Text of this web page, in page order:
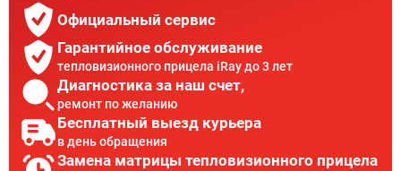
Официальный сервис
Гарантийное обслуживание
тепловизионного прицела iRay до 3 лет
Диагностика за наш счет,
ремонт по желанию
Бесплатный выезд курьера
в день обращения
Замена матрицы тепловизионного прицела